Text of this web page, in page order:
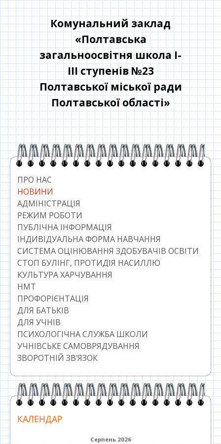
до
контенту
Комунальний заклад
«Полтавська
загальноосвітня школа І-
ІІІ ступенів №23
Полтавської міської ради
Полтавської області»
Головний
сайдбар
ПРО НАС
НОВИНИ
АДМІНІСТРАЦІЯ
РЕЖИМ РОБОТИ
ПУБЛІЧНА ІНФОРМАЦІЯ
ІНДИВІДУАЛЬНА ФОРМА НАВЧАННЯ
СИСТЕМА ОЦІНЮВАННЯ ЗДОБУВАЧІВ ОСВІТИ
СТОП БУЛІНГ, ПРОТИДІЯ НАСИЛЛЮ
КУЛЬТУРА ХАРЧУВАННЯ
НМТ
ПРОФОРІЄНТАЦІЯ
ДЛЯ БАТЬКІВ
ДЛЯ УЧНІВ
ПСИХОЛОГІЧНА СЛУЖБА ШКОЛИ
УЧНІВСЬКЕ САМОВРЯДУВАННЯ
ЗВОРОТНІЙ ЗВ’ЯЗОК
КАЛЕНДАР
Серпень 2026